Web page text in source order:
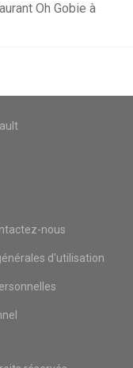
Oh Gobie à
nous
d'utilisation